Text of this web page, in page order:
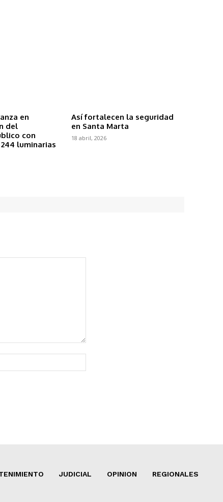
en
del
con
luminarias
Así fortalecen la seguridad
en Santa Marta
18 abril, 2026
web:
JUDICIAL OPINION REGIONALES